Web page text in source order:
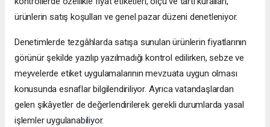
ürünlerin satış koşulları ve genel pazar düzeni denetleniyor.
Denetimlerde tezgâhlarda satışa sunulan ürünlerin fiyatlarının
görünür şekilde yazılıp yazılmadığı kontrol edilirken, sebze ve
meyvelerde etiket uygulamalarının mevzuata uygun olması
konusunda esnaflar bilgilendiriliyor. Ayrıca vatandaşlardan
gelen şikâyetler de değerlendirilerek gerekli durumlarda yasal
işlemler uygulanabiliyor.